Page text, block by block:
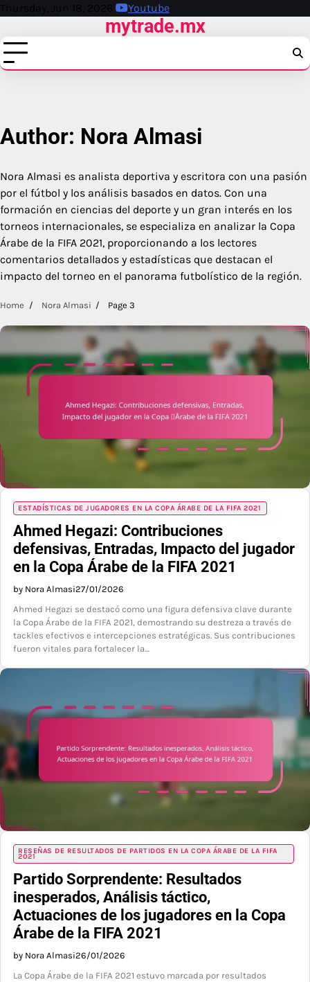
Skip
content
Thursday, Jun 18, 2026 Youtube
mytrade.mx
Author: Nora Almasi
Nora Almasi es analista deportiva y escritora con una pasión
por el fútbol y los análisis basados en datos. Con una
formación en ciencias del deporte y un gran interés en los
torneos internacionales, se especializa en analizar la Copa
Árabe de la FIFA 2021, proporcionando a los lectores
comentarios detallados y estadísticas que destacan el
impacto del torneo en el panorama futbolístico de la región.
Home Nora Almasi Page 3
ESTADÍSTICAS DE JUGADORES EN LA COPA ÁRABE DE LA FIFA 2021
Ahmed Hegazi: Contribuciones
defensivas, Entradas, Impacto del jugador
en la Copa Árabe de la FIFA 2021
by Nora Almasi27/01/2026
Ahmed Hegazi se destacó como una figura defensiva clave durante
la Copa Árabe de la FIFA 2021, demostrando su destreza a través de
tackles efectivos e intercepciones estratégicas. Sus contribuciones
fueron vitales para fortalecer la…
RESEÑAS DE RESULTADOS DE PARTIDOS EN LA COPA ÁRABE DE LA FIFA
2021
Partido Sorprendente: Resultados
inesperados, Análisis táctico,
Actuaciones de los jugadores en la Copa
Árabe de la FIFA 2021
by Nora Almasi26/01/2026
La Copa Árabe de la FIFA 2021 estuvo marcada por resultados